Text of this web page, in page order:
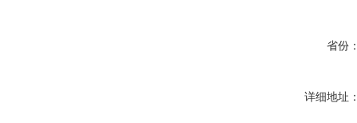
省份
详细地址